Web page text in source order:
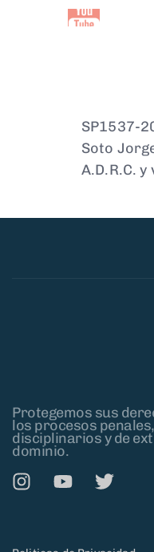
SP1537-
Soto
A.D.R.C. y
Protegemos sus
los procesos penales,
disciplinarios y de
dominio.